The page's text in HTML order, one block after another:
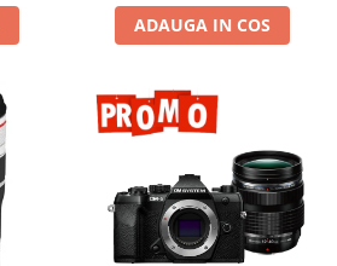
ADAUGA IN COS